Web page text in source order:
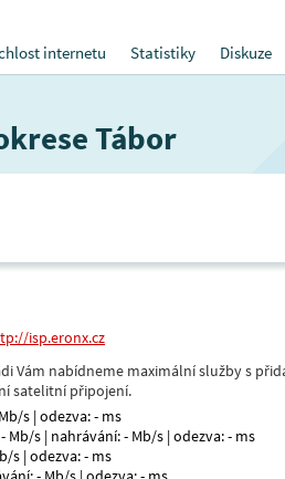
internetu
Statistiky Diskuze
Tábor
isp.eronx.cz
Vám nabídneme maximální služby s
satelitní připojení.
s | odezva: - ms
Mb/s | nahrávání: - Mb/s | odezva: - ms
s | odezva: - ms